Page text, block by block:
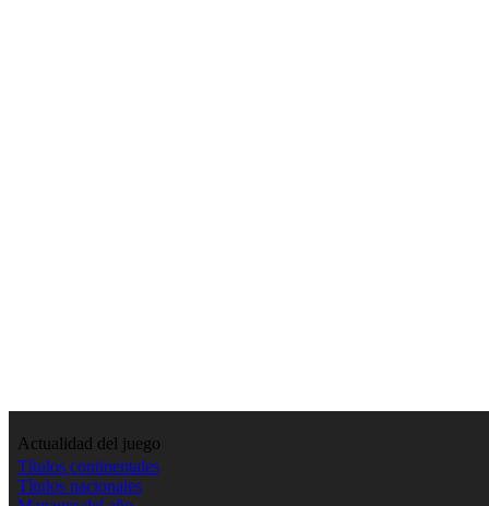
Actualidad del juego
Títulos continentales
Títulos nacionales